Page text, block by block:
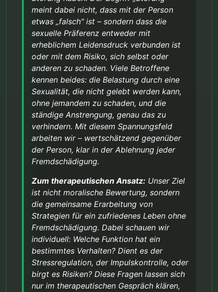
gegenüber der Person, klar in der Ablehnung jeder
Fremdschädigung.
meint dabei nicht, dass mit der Person
etwas „falsch" ist – sondern dass die
sexuelle Präferenz entweder mit
erheblichem Leidensdruck verbunden ist
oder mit dem Risiko, sich selbst oder
anderen zu schaden. Viele Betroffene
kennen beides: die Belastung durch eine
Sexualität, die nicht gelebt werden kann,
ohne jemandem zu schaden, und die
ständige Anstrengung, genau das zu
verhindern. Mit diesem Spannungsfeld
arbeiten wir – wertschätzend gegenüber
der Person, klar in der Ablehnung jeder
Fremdschädigung.
Zum therapeutischen Ansatz: Unser Ziel
ist nicht moralische Bewertung, sondern
die gemeinsame Erarbeitung von
Strategien für ein zufriedenes Leben ohne
Fremdschädigung. Dabei schauen wir
individuell: Welche Funktion hat ein
bestimmtes Verhalten? Dient es der
Stressregulation, der Impulskontrolle, oder
birgt es Risiken? Diese Fragen lassen sich
nur im therapeutischen Gespräch klären,